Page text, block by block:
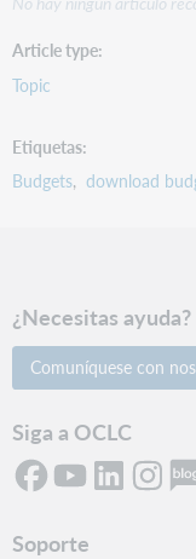
Article type
Topic
Etiquetas
Budgets download
¿Necesitas ayuda?
Comuníquese con
Siga a OCLC
Soporte